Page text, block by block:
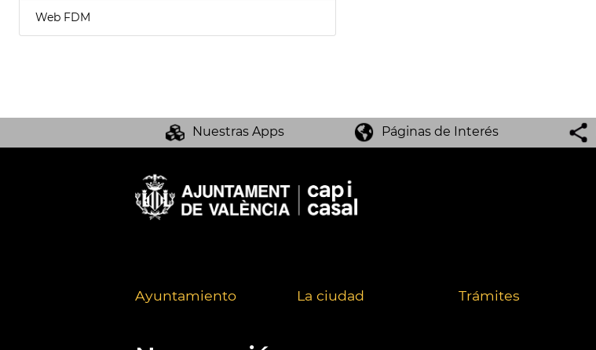
Web FDM
Nuestras Apps Páginas de Interés
Ayuntamiento La ciudad Trámites